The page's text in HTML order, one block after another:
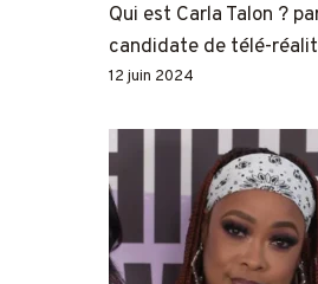
Qui est Carla Talon ?
candidate de télé-
12 juin 2024